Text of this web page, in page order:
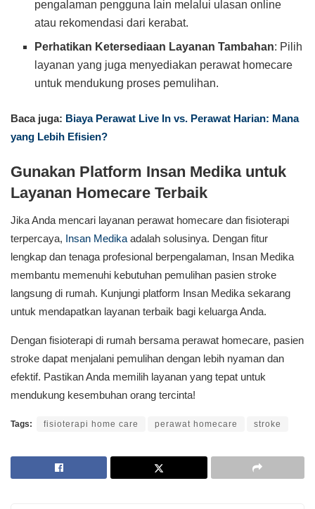
pengalaman pengguna lain melalui ulasan online
atau rekomendasi dari kerabat.
Perhatikan Ketersediaan Layanan Tambahan: Pilih
layanan yang juga menyediakan perawat homecare
untuk mendukung proses pemulihan.
Baca juga: Biaya Perawat Live In vs. Perawat Harian: Mana
yang Lebih Efisien?
Gunakan Platform Insan Medika untuk
Layanan Homecare Terbaik
Jika Anda mencari layanan perawat homecare dan fisioterapi
terpercaya, Insan Medika adalah solusinya. Dengan fitur
lengkap dan tenaga profesional berpengalaman, Insan Medika
membantu memenuhi kebutuhan pemulihan pasien stroke
langsung di rumah. Kunjungi platform Insan Medika sekarang
untuk mendapatkan layanan terbaik bagi keluarga Anda.
Dengan fisioterapi di rumah bersama perawat homecare, pasien
stroke dapat menjalani pemulihan dengan lebih nyaman dan
efektif. Pastikan Anda memilih layanan yang tepat untuk
mendukung kesembuhan orang tercinta!
Tags: fisioterapi home care perawat homecare stroke